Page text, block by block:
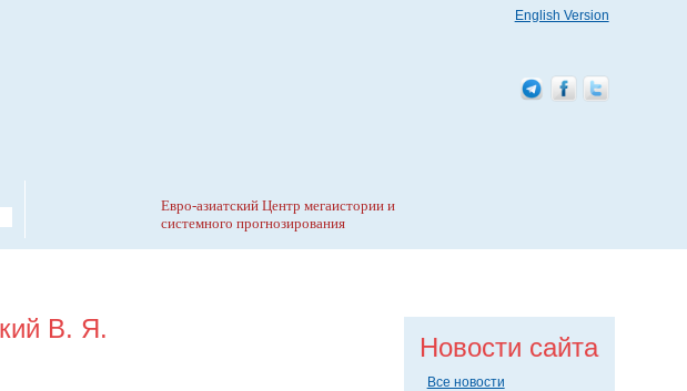
В. Я.
Новости сайта
Все новости
Евро-азиатский Центр мегаистории и
системного прогнозирования
English Version